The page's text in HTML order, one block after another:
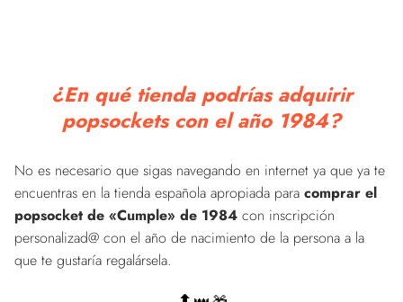
¿En qué tienda podrías adquirir
popsockets con el año 1984?
No es necesario que sigas navegando en internet ya que ya te
encuentras en la tienda española apropiada para comprar el
popsocket de «Cumple» de 1984 con inscripción
personalizad@ con el año de nacimiento de la persona a la
que te gustaría regalársela.